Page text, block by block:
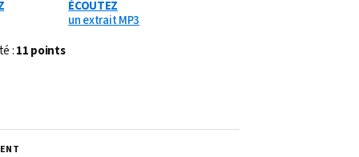
ÉCOUTEZ
un extrait MP3
:11 points